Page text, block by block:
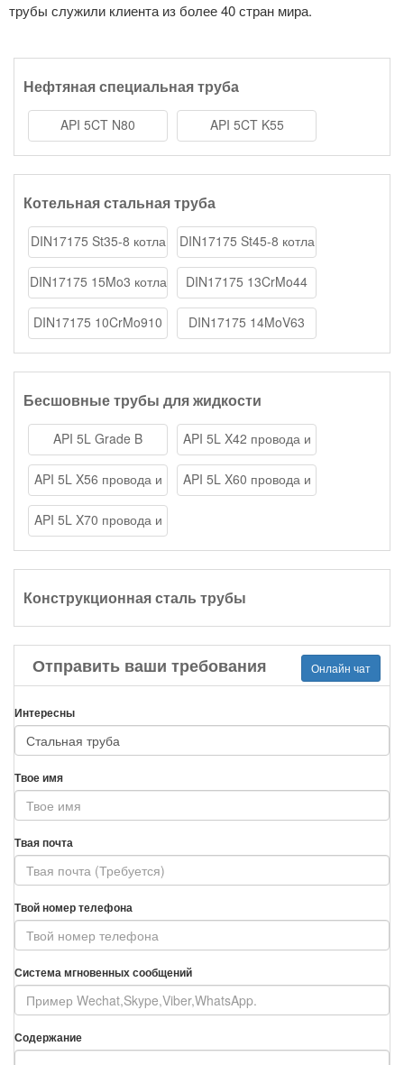
трубы служили клиента из более 40 стран мира.
Нефтяная специальная труба
API 5CT N80
специальный
трубопровод для
API 5CT K55
специальный
трубопровод для
Котельная стальная труба
DIN17175 St35-8 котла
стальной трубы
DIN17175 St45-8 котла
стальной трубы
DIN17175 15Mo3 котла
стальной трубы
DIN17175 13CrMo44
котла стальной трубы
DIN17175 10CrMo910
котла стальной трубы
DIN17175 14MoV63
котла стальной трубы
Бесшовные трубы для жидкости
API 5L Grade B
провода и трубы
API 5L X42 провода и
трубы
API 5L X56 провода и
трубы
API 5L X60 провода и
трубы
API 5L X70 провода и
трубы
Конструкционная сталь трубы
Отправить ваши требования Онлайн чат
Интересны
Твое имя
Твая почта
Твой номер телефона
Система мгновенных сообщений
Содержание